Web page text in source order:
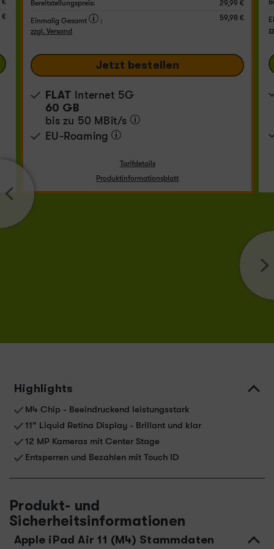
€
€
Bereitstellungspreis:
29,99 €
Einmalig Gesamt :
59,98 €
zzgl. Versand
Jetzt bestellen
FLAT Internet 5G
60 GB
bis zu 50 MBit/s
EU-Roaming
Tarifdetails
Produktinformationsblatt
Highlights
M4 Chip - Beeindruckend leistungsstark
11" Liquid Retina Display - Brillant und klar
12 MP Kameras mit Center Stage
Entsperren und Bezahlen mit Touch ID
Produkt- und
Sicherheitsinformationen
Apple iPad Air 11 (M4) Stammdaten